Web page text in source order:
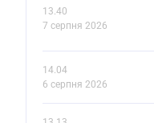
13.40
7 серпня 2026
14.04
6 серпня 2026